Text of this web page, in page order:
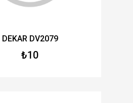
DEKAR DV2079
₺10